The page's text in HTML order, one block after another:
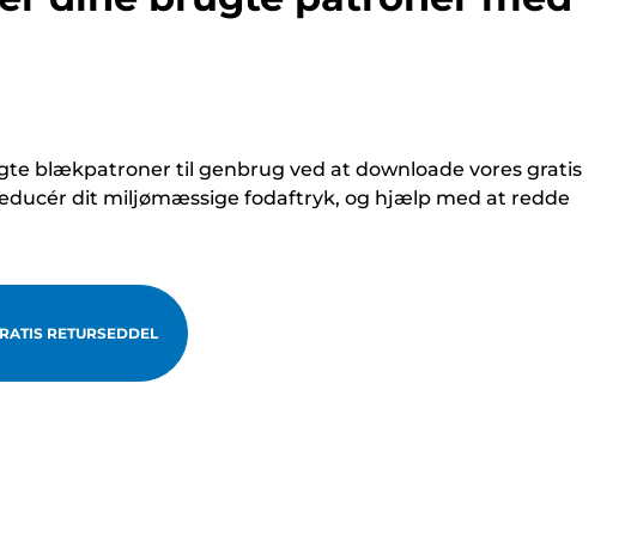
blækpatroner til genbrug ved at downloade vores gratis
dit miljømæssige fodaftryk, og hjælp med at redde
RETURSEDDEL